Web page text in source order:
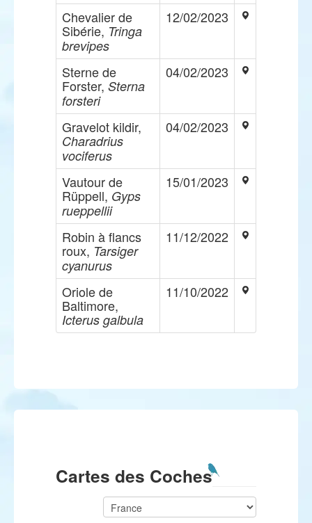
Chevalier de
Sibérie, Tringa
brevipes
12/02/2023
Sterne de
Forster, Sterna
forsteri
04/02/2023
Gravelot kildir,
Charadrius
vociferus
04/02/2023
Vautour de
Rüppell, Gyps
rueppellii
15/01/2023
Robin à flancs
roux, Tarsiger
cyanurus
11/12/2022
Oriole de
Baltimore,
Icterus galbula
11/10/2022
Cartes des Coches